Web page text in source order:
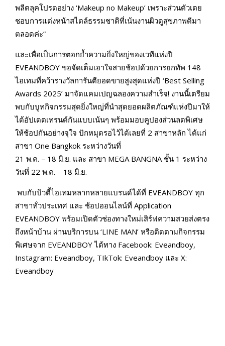
พลีตลุคโปรดอย่าง ‘Makeup no Makeup’ เพราะส่วนตัวเตย
ชอบการแต่งหน้าสไตล์ธรรมชาติที่เน้นงานผิวดูสุขภาพดีมา
ตลอดค่ะ”
และเพื่อเป็นการตอกย้ำความยิ่งใหญ่ของเวทีแห่งปี
EVEANDBOY ขอจัดเต็มเอาใจสายช้อปด้วยการยกทัพ 148
ไอเทมที่คว้ารางวัลการันตียอดขายสูงสุดแห่งปี ‘Best Selling
Awards 2025’ มาจัดแคมเปญฉลองความสำเร็จ! งานนี้เตรียม
พบกับบูทกิจกรรมสุดยิ่งใหญ่ที่นำสุดยอดผลิตภัณฑ์แห่งปีมาให้
ได้อัปเดตเทรนด์กันแบบเน้นๆ พร้อมมอบคูปองส่วนลดพิเศษ
ให้ช้อปกันอย่างจุใจ ปักหมุดรอไว้ได้เลยที่ 2 สาขาหลัก ได้แก่
สาขา One Bangkok ระหว่างวันที่
21 พ.ค. – 18 มิ.ย. และ สาขา MEGA BANGNA ชั้น 1 ระหว่าง
วันที่ 22 พ.ค. – 18 มิ.ย.
พบกับบิวตี้ไอเทมหลากหลายแบรนด์ได้ที่ EVEANDBOY ทุก
สาขาทั่วประเทศ และ ช้อปออนไลน์ที่ Application
EVEANDBOY พร้อมเปิดตัวช่องทางใหม่เสิร์ฟความสวยส่งตรง
ถึงหน้าบ้าน ผ่านบริการบน ‘LINE MAN’ หรือติดตามกิจกรรม
พิเศษจาก EVEANDBOY ได้ทาง Facebook: Eveandboy,
Instagram: Eveandboy, TIkTok: Eveandboy และ X:
Eveandboy